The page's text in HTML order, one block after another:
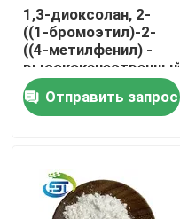
О нас
Путешествие фабрики
Проверка качества
Свяжитесь мы
1,3-диоксолан, 2-
((1-бромоэтил)-2-
((4-метилфенил) -
высококачественный
CAS 91306-36-4
Отправить запрос